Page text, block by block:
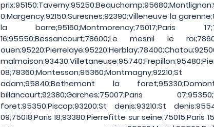
0;Margency;92150;Suresnes;92390;Villeneuve la
la barre;95160;Montmorency;75017;Paris
16;95550;Bessancourt;78600;Le mesnil le
adam;95840;Bethemont la
billancourt;92380;Garches;75007;Paris
foret;95350;Piscop;93200;St denis;93210;St
09;75018;Paris 18;93380;Pierrefitte sur seine;75015;Paris